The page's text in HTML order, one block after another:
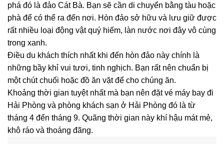
phá đó là đảo Cát Bà. Bạn sẽ cần di chuyển bằng tàu hoặc
phà để có thể ra đến nơi. Hòn đảo sở hữu và lưu giữ được
rất nhiều loại động vật quý hiếm, làn nước nơi đây vô cùng
trong xanh.
Điều du khách thích nhất khi đến hòn đảo này chính là
những bầy khỉ vui tươi, tinh nghịch. Bạn rất nên chuẩn bị
một chút chuối hoặc đồ ăn vặt để cho chúng ăn.
Khoảng thời gian tuyệt nhất mà bạn nên đặt vé máy bay đi
Hải Phòng và phòng khách sạn ở Hải Phòng đó là từ
tháng 4 đến tháng 9. Quãng thời gian này khí hậu mát mẻ,
khô ráo và thoáng đãng.